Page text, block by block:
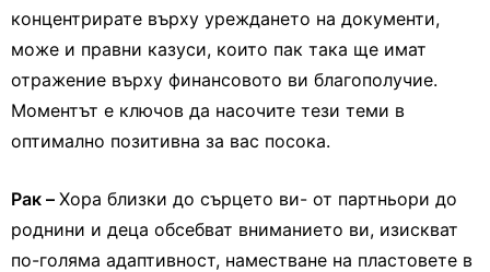
концентрирате върху уреждането на документи,
може и правни казуси, които пак така ще имат
отражение върху финансовото ви благополучие.
Моментът е ключов да насочите тези теми в
оптимално позитивна за вас посока.
Рак – Хора близки до сърцето ви- от партньори до
роднини и деца обсебват вниманието ви, изискват
по-голяма адаптивност, наместване на пластовете в